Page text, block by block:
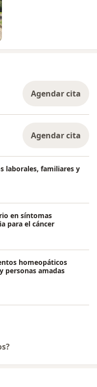
Agendar cita
Agendar cita
laborales, familiares y
en síntomas
para el cáncer
homeopáticos
personas amadas